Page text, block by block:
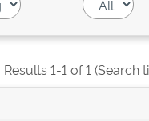
Results 1-1 of 1 (Search